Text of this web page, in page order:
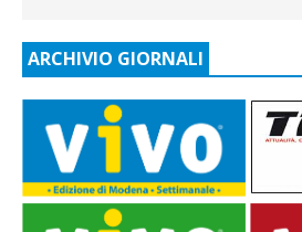
ARCHIVIO GIORNALI